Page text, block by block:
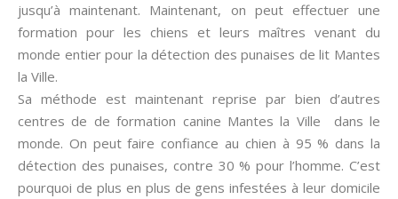
jusqu’à maintenant. Maintenant, on peut effectuer une
formation pour les chiens et leurs maîtres venant du
monde entier pour la détection des punaises de lit Mantes
la Ville.
Sa méthode est maintenant reprise par bien d’autres
centres de de formation canine Mantes la Ville dans le
monde. On peut faire confiance au chien à 95 % dans la
détection des punaises, contre 30 % pour l’homme. C’est
pourquoi de plus en plus de gens infestées à leur domicile